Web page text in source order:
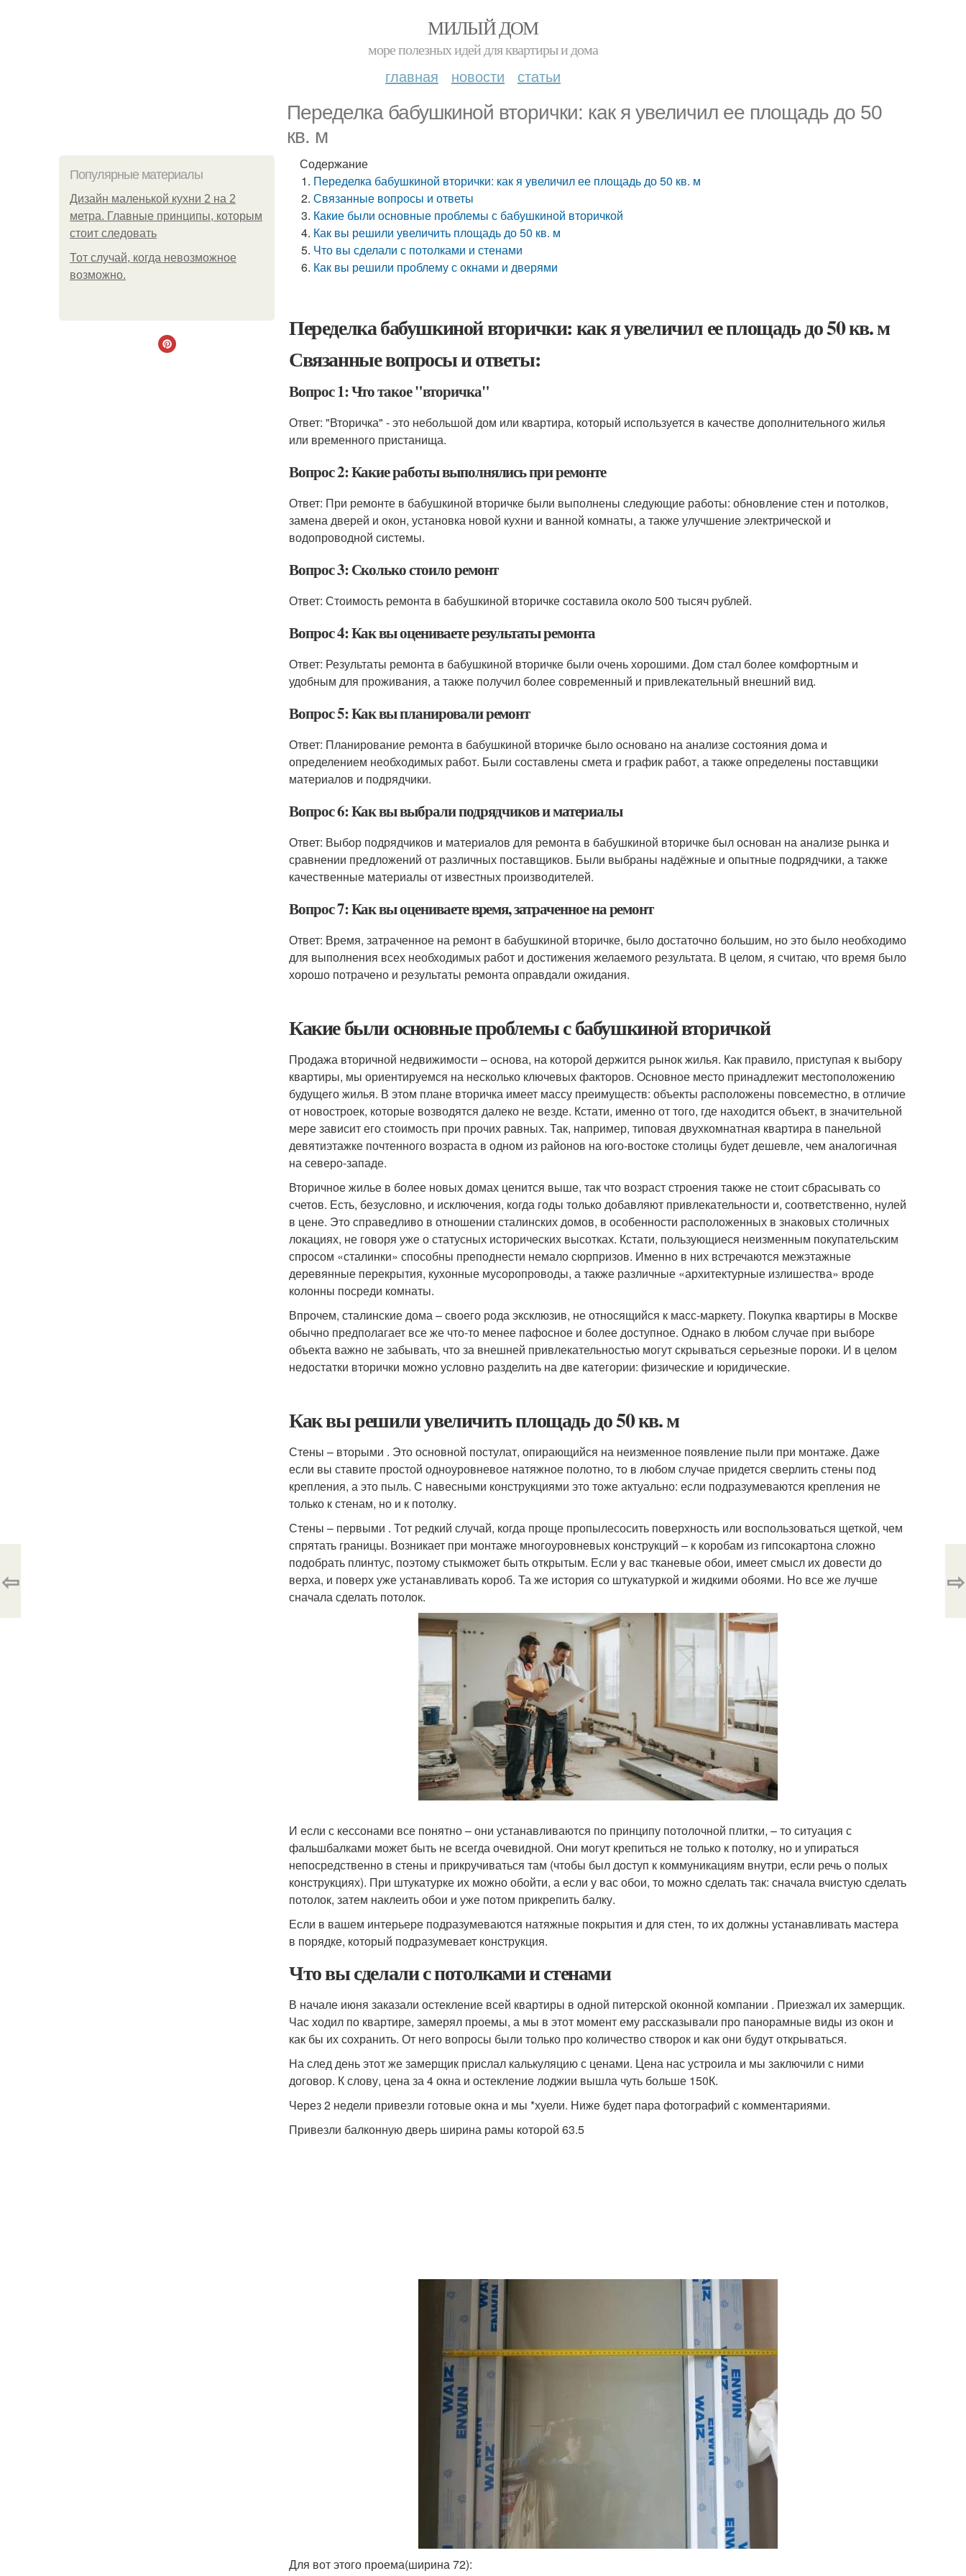
МИЛЫЙ ДОМ
море полезных идей для квартиры и дома
главная новости статьи
Переделка бабушкиной вторички: как я увеличил ее площадь до 50
кв. м
Популярные материалы
Дизайн маленькой кухни 2 на 2
метра. Главные принципы, которым
стоит следовать
Тот случай, когда невозможное
возможно.
Содержание
Переделка бабушкиной вторички: как я увеличил ее площадь до 50 кв. м
Связанные вопросы и ответы
Какие были основные проблемы с бабушкиной вторичкой
Как вы решили увеличить площадь до 50 кв. м
Что вы сделали с потолками и стенами
Как вы решили проблему с окнами и дверями
Переделка бабушкиной вторички: как я увеличил ее площадь до 50 кв. м
Связанные вопросы и ответы:
Вопрос 1: Что такое "вторичка"
Ответ: "Вторичка" - это небольшой дом или квартира, который используется в качестве дополнительного жилья
или временного пристанища.
Вопрос 2: Какие работы выполнялись при ремонте
Ответ: При ремонте в бабушкиной вторичке были выполнены следующие работы: обновление стен и потолков,
замена дверей и окон, установка новой кухни и ванной комнаты, а также улучшение электрической и
водопроводной системы.
Вопрос 3: Сколько стоило ремонт
Ответ: Стоимость ремонта в бабушкиной вторичке составила около 500 тысяч рублей.
Вопрос 4: Как вы оцениваете результаты ремонта
Ответ: Результаты ремонта в бабушкиной вторичке были очень хорошими. Дом стал более комфортным и
удобным для проживания, а также получил более современный и привлекательный внешний вид.
Вопрос 5: Как вы планировали ремонт
Ответ: Планирование ремонта в бабушкиной вторичке было основано на анализе состояния дома и
определением необходимых работ. Были составлены смета и график работ, а также определены поставщики
материалов и подрядчики.
Вопрос 6: Как вы выбрали подрядчиков и материалы
Ответ: Выбор подрядчиков и материалов для ремонта в бабушкиной вторичке был основан на анализе рынка и
сравнении предложений от различных поставщиков. Были выбраны надёжные и опытные подрядчики, а также
качественные материалы от известных производителей.
Вопрос 7: Как вы оцениваете время, затраченное на ремонт
Ответ: Время, затраченное на ремонт в бабушкиной вторичке, было достаточно большим, но это было необходимо
для выполнения всех необходимых работ и достижения желаемого результата. В целом, я считаю, что время было
хорошо потрачено и результаты ремонта оправдали ожидания.
Какие были основные проблемы с бабушкиной вторичкой
Продажа вторичной недвижимости – основа, на которой держится рынок жилья. Как правило, приступая к выбору
квартиры, мы ориентируемся на несколько ключевых факторов. Основное место принадлежит местоположению
будущего жилья. В этом плане вторичка имеет массу преимуществ: объекты расположены повсеместно, в отличие
от новостроек, которые возводятся далеко не везде. Кстати, именно от того, где находится объект, в значительной
мере зависит его стоимость при прочих равных. Так, например, типовая двухкомнатная квартира в панельной
девятиэтажке почтенного возраста в одном из районов на юго-востоке столицы будет дешевле, чем аналогичная
на северо-западе.
Вторичное жилье в более новых домах ценится выше, так что возраст строения также не стоит сбрасывать со
счетов. Есть, безусловно, и исключения, когда годы только добавляют привлекательности и, соответственно, нулей
в цене. Это справедливо в отношении сталинских домов, в особенности расположенных в знаковых столичных
локациях, не говоря уже о статусных исторических высотках. Кстати, пользующиеся неизменным покупательским
спросом «сталинки» способны преподнести немало сюрпризов. Именно в них встречаются межэтажные
деревянные перекрытия, кухонные мусоропроводы, а также различные «архитектурные излишества» вроде
колонны посреди комнаты.
Впрочем, сталинские дома – своего рода эксклюзив, не относящийся к масс-маркету. Покупка квартиры в Москве
обычно предполагает все же что-то менее пафосное и более доступное. Однако в любом случае при выборе
объекта важно не забывать, что за внешней привлекательностью могут скрываться серьезные пороки. И в целом
недостатки вторички можно условно разделить на две категории: физические и юридические.
Как вы решили увеличить площадь до 50 кв. м
Стены – вторыми . Это основной постулат, опирающийся на неизменное появление пыли при монтаже. Даже
если вы ставите простой одноуровневое натяжное полотно, то в любом случае придется сверлить стены под
крепления, а это пыль. С навесными конструкциями это тоже актуально: если подразумеваются крепления не
только к стенам, но и к потолку.
Стены – первыми . Тот редкий случай, когда проще пропылесосить поверхность или воспользоваться щеткой, чем
спрятать границы. Возникает при монтаже многоуровневых конструкций – к коробам из гипсокартона сложно
подобрать плинтус, поэтому стыкможет быть открытым. Если у вас тканевые обои, имеет смысл их довести до
верха, и поверх уже устанавливать короб. Та же история со штукатуркой и жидкими обоями. Но все же лучше
сначала сделать потолок.
И если с кессонами все понятно – они устанавливаются по принципу потолочной плитки, – то ситуация с
фальшбалками может быть не всегда очевидной. Они могут крепиться не только к потолку, но и упираться
непосредственно в стены и прикручиваться там (чтобы был доступ к коммуникациям внутри, если речь о полых
конструкциях). При штукатурке их можно обойти, а если у вас обои, то можно сделать так: сначала вчистую сделать
потолок, затем наклеить обои и уже потом прикрепить балку.
Если в вашем интерьере подразумеваются натяжные покрытия и для стен, то их должны устанавливать мастера
в порядке, который подразумевает конструкция.
Что вы сделали с потолками и стенами
В начале июня заказали остекление всей квартиры в одной питерской оконной компании . Приезжал их замерщик.
Час ходил по квартире, замерял проемы, а мы в этот момент ему рассказывали про панорамные виды из окон и
как бы их сохранить. От него вопросы были только про количество створок и как они будут открываться.
На след день этот же замерщик прислал калькуляцию с ценами. Цена нас устроила и мы заключили с ними
договор. К слову, цена за 4 окна и остекление лоджии вышла чуть больше 150К.
Через 2 недели привезли готовые окна и мы *хуели. Ниже будет пара фотографий с комментариями.
Привезли балконную дверь ширина рамы которой 63.5
Для вот этого проема(ширина 72):
⇦ ⇨